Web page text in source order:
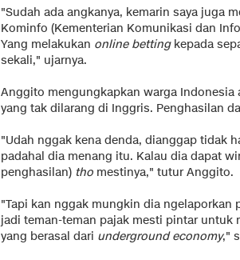
"Sudah ada angkanya, kemarin saya juga
Kominfo (Kementerian Komunikasi dan
Yang melakukan online bettingkepada
sekali," ujarnya.
Anggito mengungkapkan warga
yang tak dilarang di Inggris. Penghasilan
"Udah nggak kena denda, dianggap tidak
padahal dia menang itu. Kalau dia dapat
penghasilan) tho mestinya," tutur Anggito.
"Tapi kan nggak mungkin dia
jadi teman-teman pajak mesti pintar untuk
yang berasal dari underground economy,"